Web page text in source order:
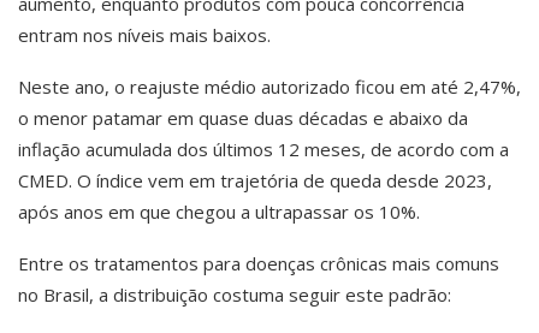
entram nos níveis mais baixos.
Neste ano, o reajuste médio autorizado ficou em até 2,47%,
o menor patamar em quase duas décadas e abaixo da
inflação acumulada dos últimos 12 meses, de acordo com a
CMED. O índice vem em trajetória de queda desde 2023,
após anos em que chegou a ultrapassar os 10%.
Entre os tratamentos para doenças crônicas mais comuns
no Brasil, a distribuição costuma seguir este padrão: